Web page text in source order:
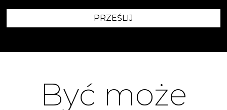
PRZEŚLIJ
Być może